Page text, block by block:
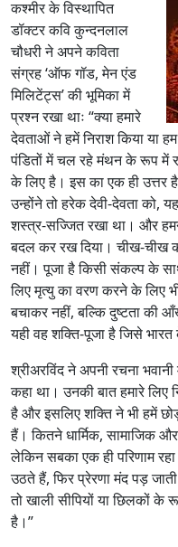
क
र
श
र
ण
कश्मीर के विस्थापित
डॉक्टर कवि कुन्दनलाल
चौधरी ने अपने कविता
संग्रह ‘ऑफ गॉड, मेन एंड
मिलिटेंट्स’ की भूमिका में
प्रश्न रखा थाः “क्या हमारे
देवताओं ने हमें निराश किया या
पंडितों में चल रहे मंथन के रूप में
के लिए है। इस का एक ही उत्तर
उन्होंने तो हरेक देवी-देवता को,
शस्त्र-सज्जित रखा था। और
बदल कर रख दिया। चीख-चीख
नहीं। पूजा है किसी संकल्प के
लिए मृत्यु का वरण करने के लिए
बचाकर नहीं, बल्कि दुष्टता की
यही वह शक्ति-पूजा है जिसे
श्रीअरविंद ने अपनी रचना
कहा था। उनकी बात हमारे लिए
है और इसलिए शक्ति ने भी हमें
हैं। कितने धार्मिक, सामाजिक
लेकिन सबका एक ही परिणाम
उठते हैं, फिर प्रेरणा मंद पड़
तो खाली सीपियों या छिलकों के
है।”